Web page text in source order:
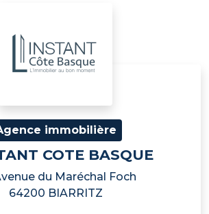
immobilière
COTE BASQUE
du Maréchal Foch
64200 BIARRITZ